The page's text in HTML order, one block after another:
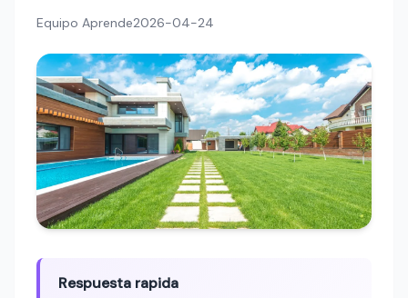
Equipo Aprende2026-04-24
Respuesta rapida